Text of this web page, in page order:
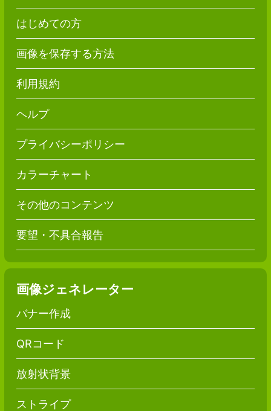
はじめての方
画像を保存する方法
利用規約
ヘルプ
プライバシーポリシー
カラーチャート
その他のコンテンツ
要望・不具合報告
画像ジェネレーター
バナー作成
QRコード
放射状背景
ストライプ